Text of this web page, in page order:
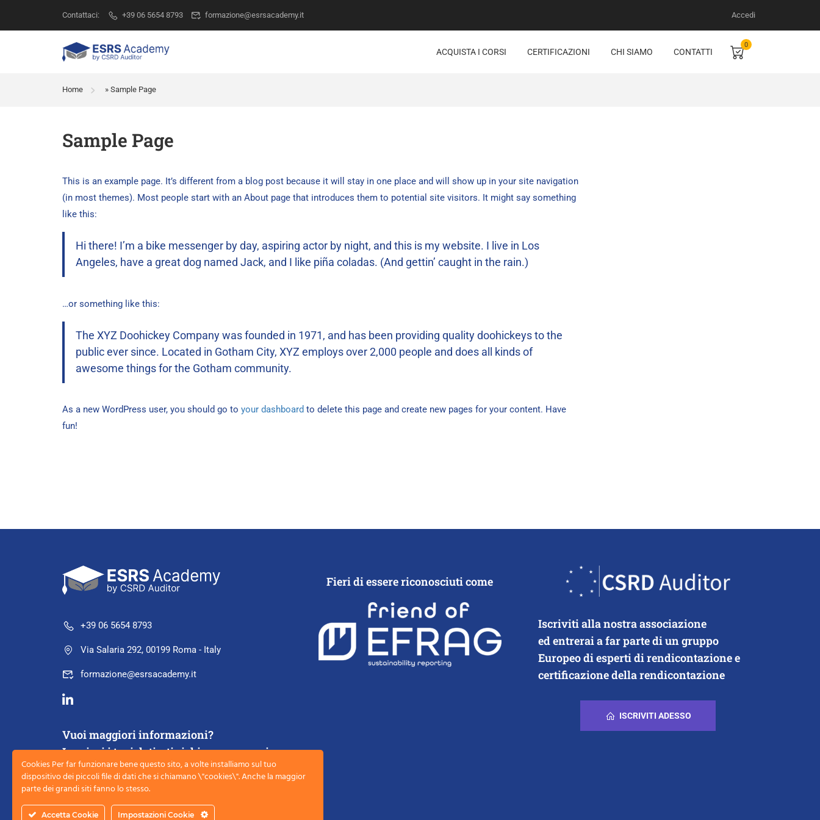
Contattaci: +39 06 5654 8793 formazione@esrsacademy.it Accedi
ACQUISTA I CORSI CERTIFICAZIONI CHI SIAMO CONTATTI
0
Home » Sample Page
Sample Page
This is an example page. It’s different from a blog post because it will stay in one place and will show up in your site navigation
(in most themes). Most people start with an About page that introduces them to potential site visitors. It might say something
like this:
Hi there! I’m a bike messenger by day, aspiring actor by night, and this is my website. I live in Los
Angeles, have a great dog named Jack, and I like piña coladas. (And gettin’ caught in the rain.)
…or something like this:
The XYZ Doohickey Company was founded in 1971, and has been providing quality doohickeys to the
public ever since. Located in Gotham City, XYZ employs over 2,000 people and does all kinds of
awesome things for the Gotham community.
As a new WordPress user, you should go to your dashboard to delete this page and create new pages for your content. Have
fun!
+39 06 5654 8793
Via Salaria 292, 00199 Roma - Italy
formazione@esrsacademy.it
Vuoi maggiori informazioni?
Lasciaci i tuoi dati e ti richiameremo noi
Fieri di essere riconosciuti come
Iscriviti alla nostra associazione
ed entrerai a far parte di un gruppo
Europeo di esperti di rendicontazione e
certificazione della rendicontazione
ISCRIVITI ADESSO
Cookies Per far funzionare bene questo sito, a volte installiamo sul tuo
dispositivo dei piccoli file di dati che si chiamano \"cookies\". Anche la maggior
parte dei grandi siti fanno lo stesso.
Accetta Cookie Impostazioni Cookie